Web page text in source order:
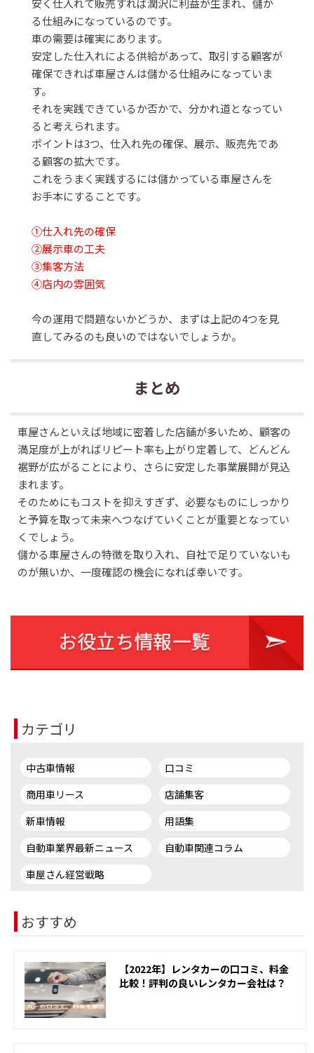
安く仕入れて販売すれば潤沢に利益が生まれ、儲か
る仕組みになっているのです。
車の需要は確実にあります。
安定した仕入れによる供給があって、取引する顧客が
確保できれば車屋さんは儲かる仕組みになっていま
す。
それを実践できているか否かで、分かれ道となってい
ると考えられます。
ポイントは3つ、仕入れ先の確保、展示、販売先であ
る顧客の拡大です。
これをうまく実践するには儲かっている車屋さんを
お手本にすることです。
①仕入れ先の確保
②展示車の工夫
③集客方法
④店内の雰囲気
今の運用で問題ないかどうか、まずは上記の4つを見
直してみるのも良いのではないでしょうか。
まとめ
車屋さんといえば地域に密着した店舗が多いため、顧客の
満足度が上がればリピート率も上がり定着して、どんどん
裾野が広がることにより、さらに安定した事業展開が見込
まれます。
そのためにもコストを抑えすぎず、必要なものにしっかり
と予算を取って未来へつなげていくことが重要となってい
くでしょう。
儲かる車屋さんの特徴を取り入れ、自社で足りていないも
のが無いか、一度確認の機会になれば幸いです。
カテゴリ
中古車情報
口コミ
商用車リース
店舗集客
新車情報
用語集
自動車業界最新ニュース
自動車関連コラム
車屋さん経営戦略
おすすめ
【2022年】レンタカーの口コミ、料金
比較！評判の良いレンタカー会社は？